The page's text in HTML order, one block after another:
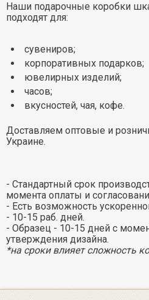
Наши подарочные коробки
подходят для:
сувениров;
корпоративных подарков;
ювелирных изделий;
часов;
вкусностей, чая, кофе.
Доставляем оптовые и
Украине.
- Стандартный срок
момента оплаты и
- Есть возможность
- 10-15 раб. дней.
- Образец - 10-15 дней с
утверждения дизайна.
*на сроки влияет сложность